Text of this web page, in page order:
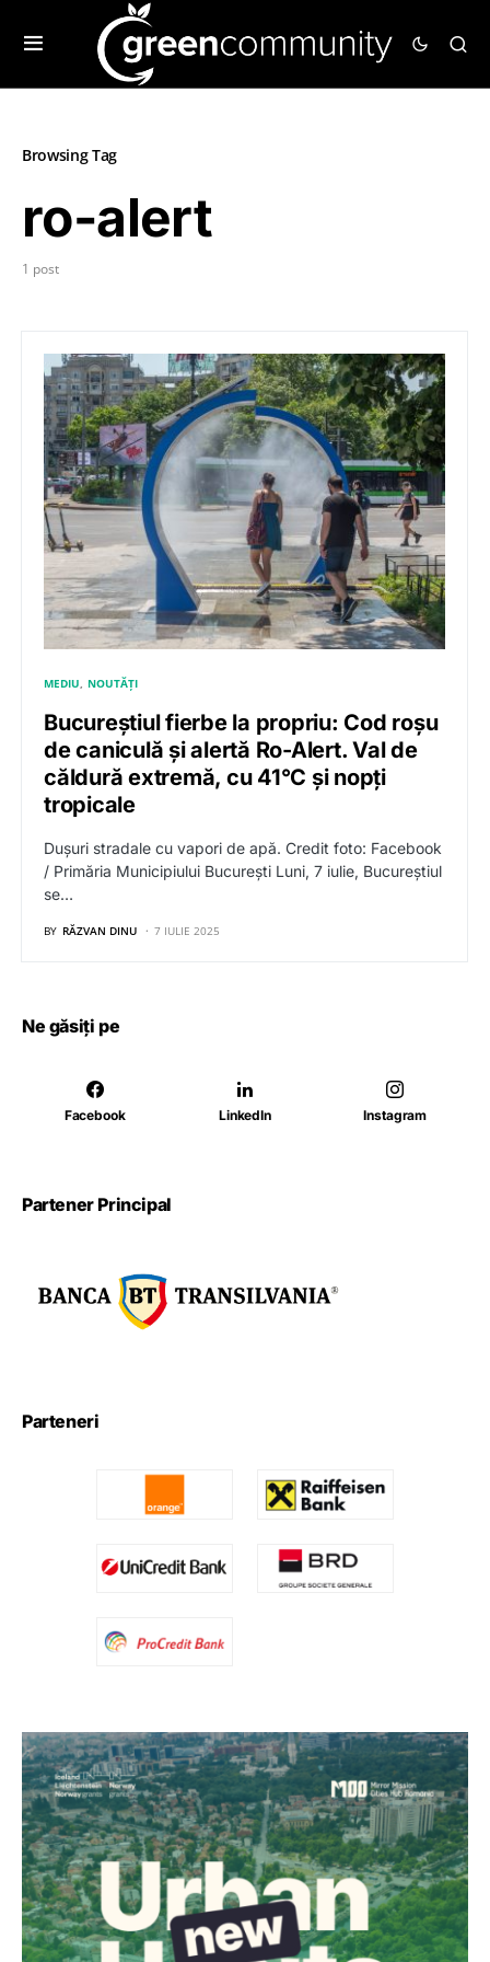
Browsing Tag
ro-alert
1 post
MEDIU NOUTĂȚI
Bucureștiul fierbe la propriu: Cod roșu
de caniculă și alertă Ro-Alert. Val de
căldură extremă, cu 41°C și nopți
tropicale
Dușuri stradale cu vapori de apă. Credit foto: Facebook
/ Primăria Municipiului București Luni, 7 iulie, Bucureștiul
se…
BY RĂZVAN DINU 7 IULIE 2025
Ne găsiți pe
Facebook LinkedIn Instagram
Partener Principal
Parteneri